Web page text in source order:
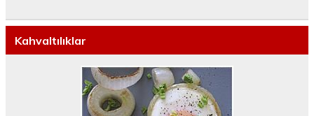
Kahvaltılıklar